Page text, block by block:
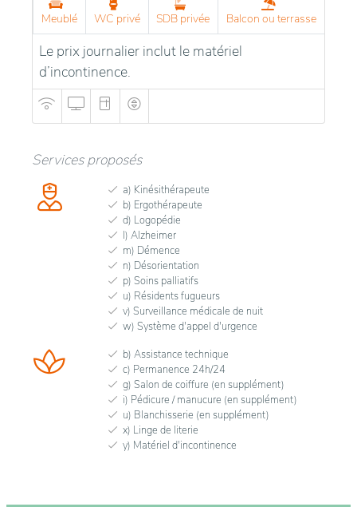
Meublé WC privé SDB privée Balcon ou terrasse
Le prix journalier inclut le matériel
d’incontinence.
Services proposés
a) Kinésithérapeute
b) Ergothérapeute
d) Logopédie
l) Alzheimer
m) Démence
n) Désorientation
p) Soins palliatifs
u) Résidents fugueurs
v) Surveillance médicale de nuit
w) Système d'appel d'urgence
b) Assistance technique
c) Permanence 24h/24
g) Salon de coiffure (en supplément)
i) Pédicure / manucure (en supplément)
u) Blanchisserie (en supplément)
x) Linge de literie
y) Matériel d'incontinence